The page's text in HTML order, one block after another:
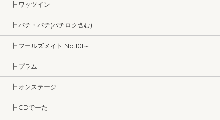
┣ ワッツイン
┣ パチ・パチ(パチロク含む)
┣ フールズメイト No.101～
┣ プラム
┣ オンステージ
┣ CDでーた